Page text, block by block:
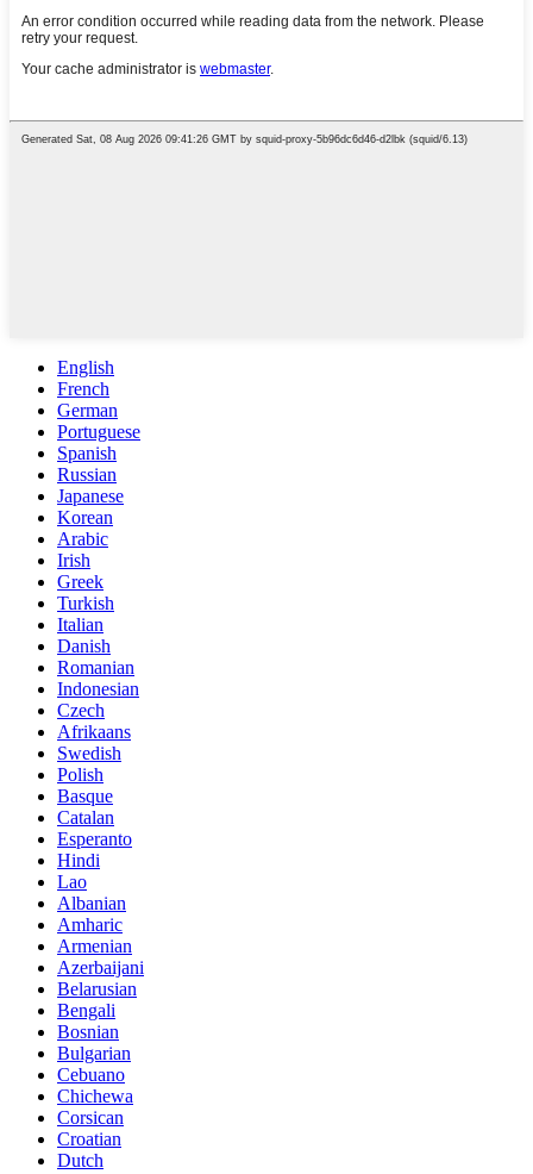
English
French
German
Portuguese
Spanish
Russian
Japanese
Korean
Arabic
Irish
Greek
Turkish
Italian
Danish
Romanian
Indonesian
Czech
Afrikaans
Swedish
Polish
Basque
Catalan
Esperanto
Hindi
Lao
Albanian
Amharic
Armenian
Azerbaijani
Belarusian
Bengali
Bosnian
Bulgarian
Cebuano
Chichewa
Corsican
Croatian
Dutch